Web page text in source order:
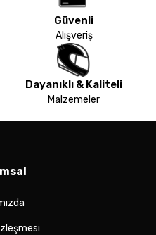
Güvenli
Alışveriş
Dayanıklı & Kaliteli
Malzemeler